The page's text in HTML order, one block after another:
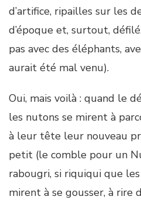
d’artifice, ripailles sur les
d’époque et, surtout,
pas avec des éléphants,
aurait été mal venu).
Oui, mais voilà : quand le
les nutons se mirent à
à leur tête leur nouveau
petit (le comble pour un
rabougri, si riquiqui que
mirent à se gousser, à rire